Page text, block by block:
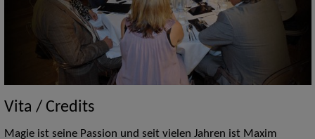
Vita / Credits
Magie ist seine Passion und seit vielen Jahren ist Maxim